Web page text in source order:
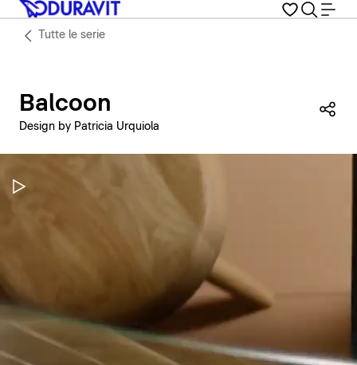
Tutte le serie
Balcoon
Design by Patricia Urquiola
Metti in pausa il video